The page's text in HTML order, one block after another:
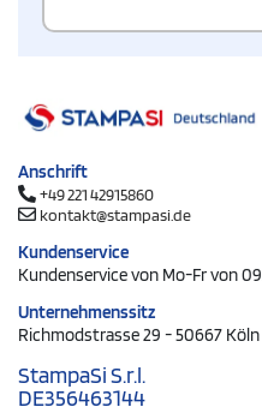
Anschrift
+49 221 42915860
kontakt@stampasi.de
Kundenservice
Kundenservice von Mo-Fr von
Unternehmenssitz
Richmodstrasse 29 - 50667 Köln
StampaSi S.r.l.
DE356463144